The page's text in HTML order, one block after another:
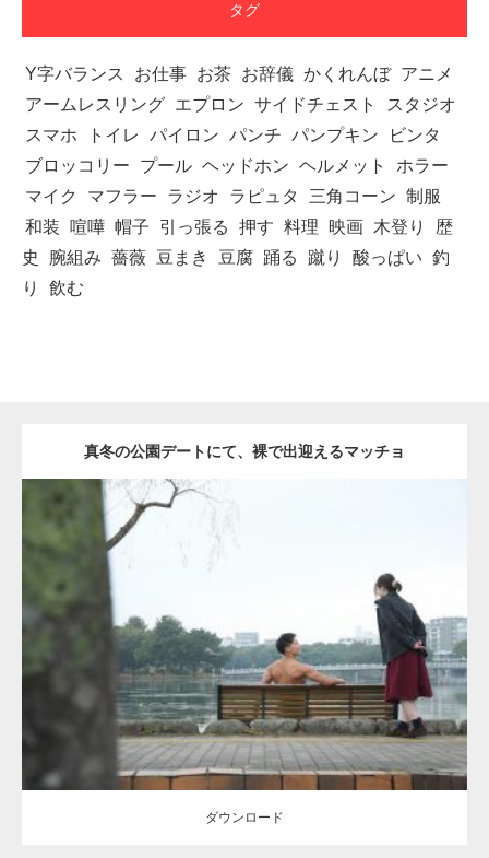
タグ
Y字バランス お仕事 お茶 お辞儀 かくれんぼ アニメ
アームレスリング エプロン サイドチェスト
スタジオ
スマホ
トイレ パイロン パンチ パンプキン
ビンタ
ブロッコリー
プール ヘッドホン ヘルメット
ホラー
マイク
マフラー ラジオ ラピュタ 三角コーン 制服
和装
喧嘩 帽子 引っ張る 押す 料理 映画 木登り
歴
史
腕組み 薔薇 豆まき 豆腐 踊る 蹴り 酸っぱい 釣
り
飲む
真冬の公園デートにて、裸で出迎えるマッチョ
公園のマッチョ AKIHITO(細マッチョ) 背中
ダウンロード
ダウンロード